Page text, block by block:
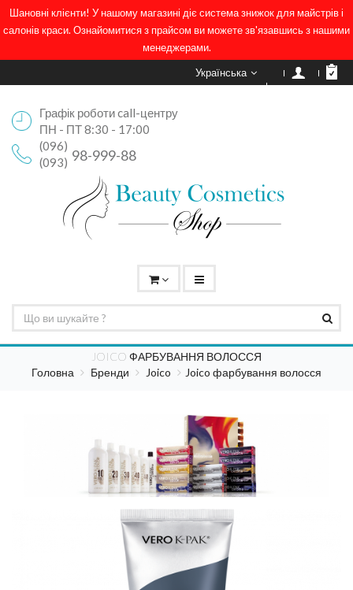
Шановні клієнти! У нашому магазині діє система знижок для майстрів і
салонів краси. Ознайомитися з прайсом ви можете зв'язавшись з нашими
менеджерами.
Українська
Графік роботи call-центру
ПН - ПТ 8:30 - 17:00
(096)
98-999-88
(093)
JOICO ФАРБУВАННЯ ВОЛОССЯ
Головна
Бренди Joico Joico фарбування волосся